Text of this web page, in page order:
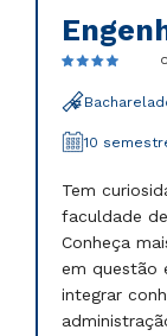
10
Tem
faculdade
Conheça
em questão
integrar